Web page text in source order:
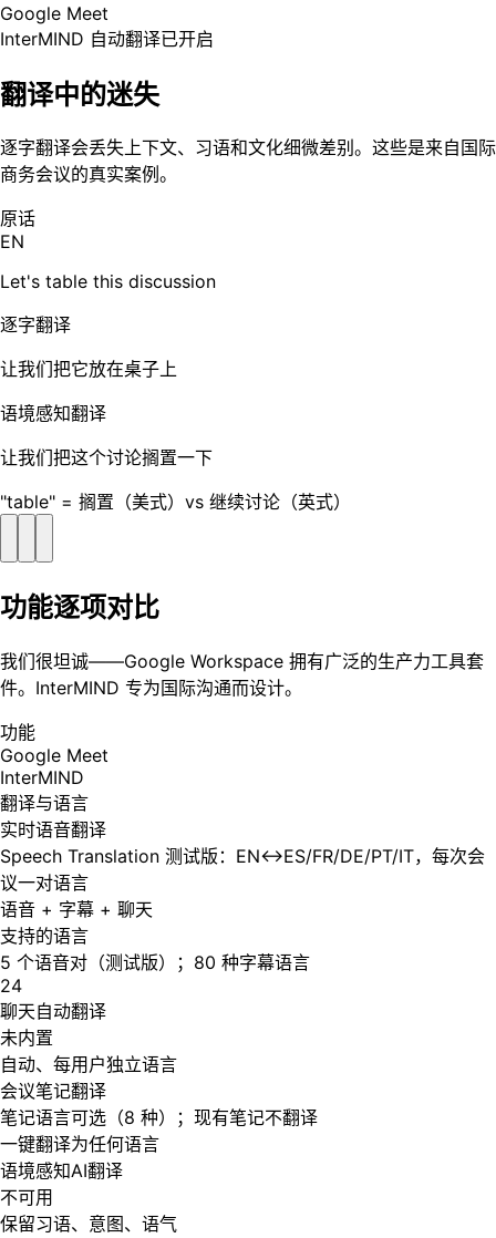
Google Meet
InterMIND 自动翻译已开启
翻译中的迷失
逐字翻译会丢失上下文、习语和文化细微差别。这些是来自国际
商务会议的真实案例。
原话
EN
Let's table this discussion
逐字翻译
让我们把它放在桌子上
语境感知翻译
让我们把这个讨论搁置一下
"table" = 搁置（美式）vs 继续讨论（英式）
功能逐项对比
我们很坦诚——Google Workspace 拥有广泛的生产力工具套
件。InterMIND 专为国际沟通而设计。
功能
Google Meet
InterMIND
翻译与语言
实时语音翻译
Speech Translation 测试版：EN↔ES/FR/DE/PT/IT，每次会
议一对语言
语音 + 字幕 + 聊天
支持的语言
5 个语音对（测试版）；80 种字幕语言
24
聊天自动翻译
未内置
自动、每用户独立语言
会议笔记翻译
笔记语言可选（8 种）；现有笔记不翻译
一键翻译为任何语言
语境感知AI翻译
不可用
保留习语、意图、语气